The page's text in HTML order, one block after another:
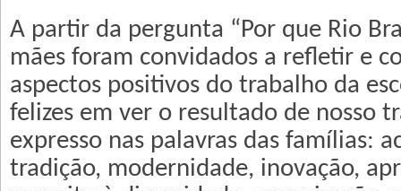
A partir da pergunta “Por que Rio
mães foram convidados a refletir e
aspectos positivos do trabalho da
felizes em ver o resultado de nosso
expresso nas palavras das famílias:
tradição, modernidade, inovação,